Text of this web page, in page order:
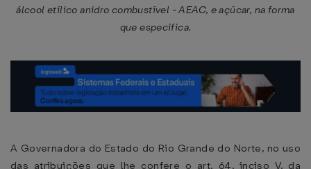
álcool etílico anidro combustível - AEAC, e açúcar, na forma
que especifica.
A Governadora do Estado do Rio Grande do Norte, no uso
das atribuições que lhe confere o art. 64, inciso V, da